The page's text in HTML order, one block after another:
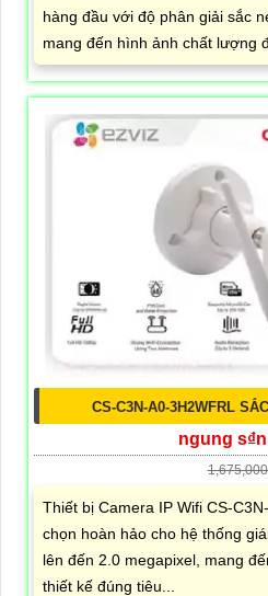
hàng đầu với độ phân giải sắc
mang đến hình ảnh chất lượng
CS-C3N-A0-3H2WFRL
ngung
Thiết bị Camera IP Wifi CS-
chọn hoàn hảo cho hệ thống
lên đến 2.0 megapixel, mang
thiết kế đúng tiêu...